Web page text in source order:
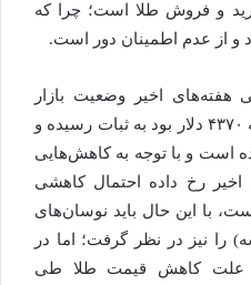
و فروش طلا است؛ چرا که
و از عدم اطمینان دور است.
اخیر وضعیت بازار
جهانی طلا نسبت به اوج خود که ۴۳۷۰ دلار بود به ثبات رسیده و
تثبیت شده است و با توجه به کاهش‌هایی
رخ داده احتمال کاهشی
با این حال باید نوسان‌های
نیز در نظر گرفت؛ اما در
علت کاهش قیمت طلا طی